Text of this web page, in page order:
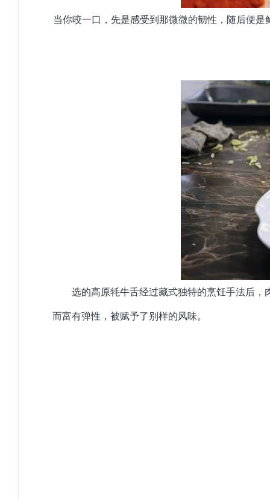
当你咬一口，先是感受到那微微的韧性，随后便
选的高原牦牛舌经过藏式独特的烹饪手法后
而富有弹性，被赋予了别样的风味。